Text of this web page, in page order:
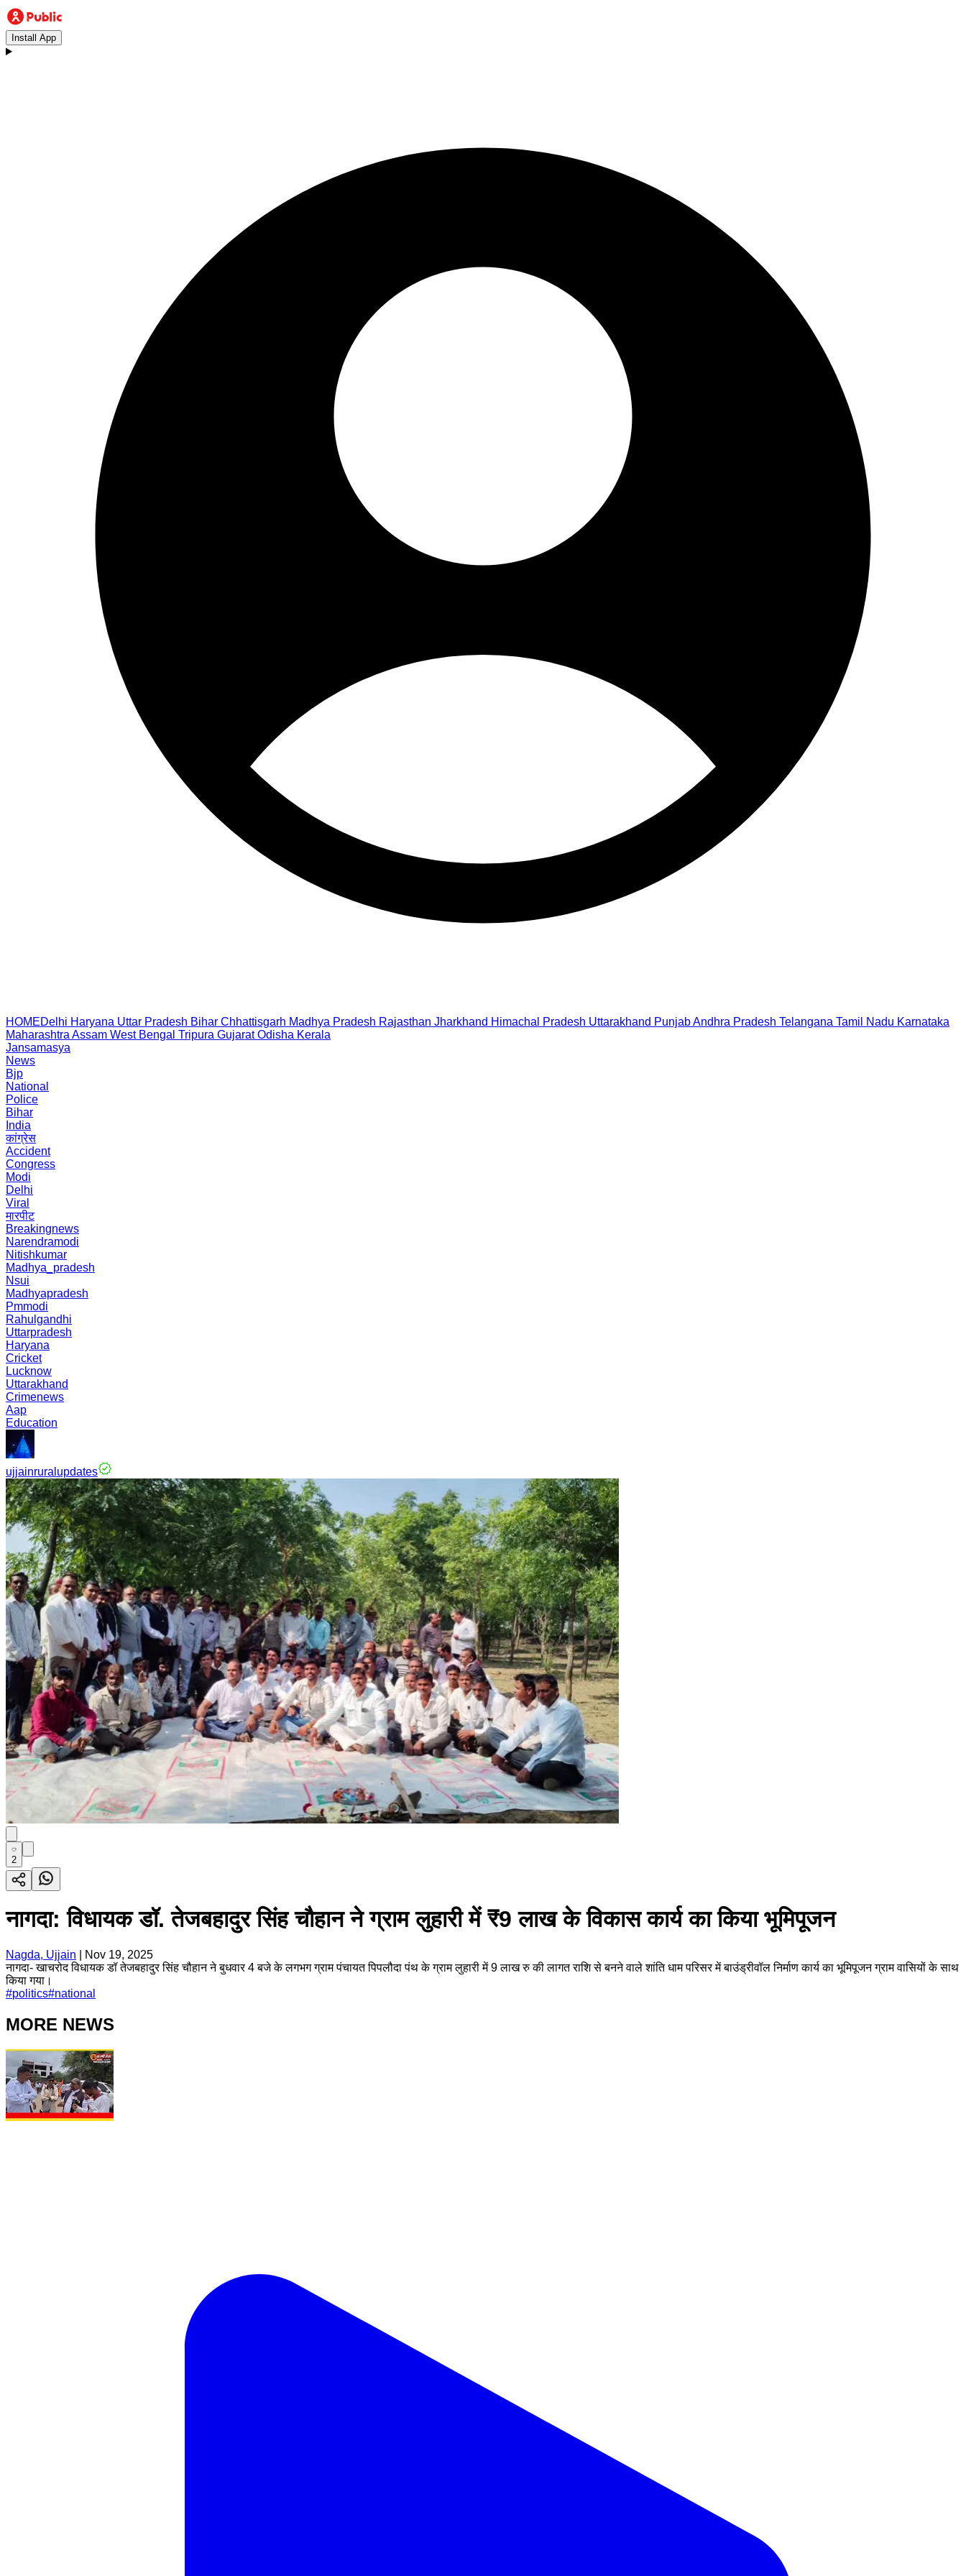
Install App
HOMEDelhi Haryana Uttar Pradesh Bihar Chhattisgarh Madhya Pradesh Rajasthan Jharkhand Himachal Pradesh Uttarakhand PunjabAndhra Pradesh Telangana Tamil Nadu Karnataka
Maharashtra Assam West Bengal Tripura Gujarat Odisha Kerala
Jansamasya
News
Bjp
National
Police
Bihar
India
कांग्रेस
Accident
Congress
Modi
Delhi
Viral
मारपीट
Breakingnews
Narendramodi
Nitishkumar
Madhya_pradesh
Nsui
Madhyapradesh
Pmmodi
Rahulgandhi
Uttarpradesh
Haryana
Cricket
Lucknow
Uttarakhand
Crimenews
Aap
Education
ujjainruralupdates
2
नागदा: विधायक डॉ. तेजबहादुर सिंह चौहान ने ग्राम लुहारी में ₹9 लाख के विकास कार्य का किया भूमिपूजन
Nagda, Ujjain
Nov 19, 2025
नागदा- खाचरोद विधायक डॉ तेजबहादुर सिंह चौहान ने बुधवार 4 बजे के लगभग ग्राम पंचायत पिपलौदा पंथ के ग्राम लुहारी में 9 लाख रु की लागत राशि से बनने वाले शांति धाम परिसर में बाउंड्रीवॉल निर्माण कार्य का भूमिपूजन ग्राम वासियों के साथ
किया गया।
#politics#national
MORE NEWS